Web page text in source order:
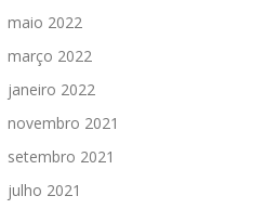
maio 2022
março 2022
janeiro 2022
novembro 2021
setembro 2021
julho 2021